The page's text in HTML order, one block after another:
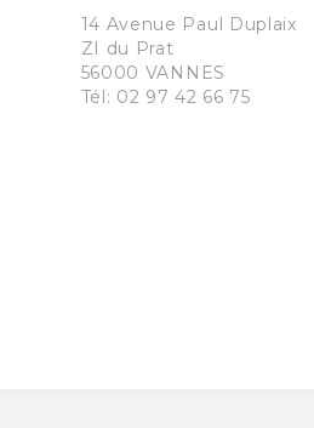
14 Avenue Paul Duplaix
ZI du Prat
56000 VANNES
Tél: 02 97 42 66 75